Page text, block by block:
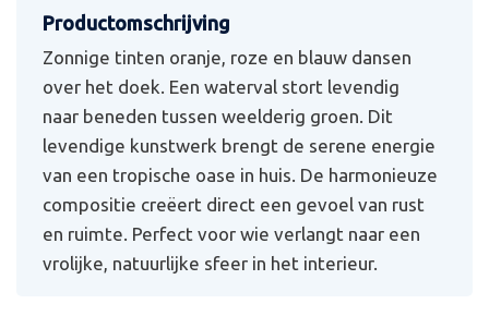
Zonnige tinten oranje, roze en blauw dansen
over het doek. Een waterval stort levendig
naar beneden tussen weelderig groen. Dit
levendige kunstwerk brengt de serene energie
van een tropische oase in huis. De harmonieuze
compositie creëert direct een gevoel van rust
en ruimte. Perfect voor wie verlangt naar een
vrolijke, natuurlijke sfeer in het interieur.